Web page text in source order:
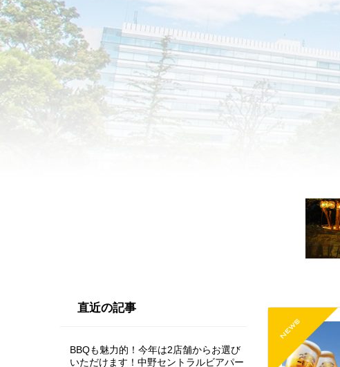
直近の記事
BBQも魅力的！今年は2店舗からお選び
いただけます！中野セントラルビアパー